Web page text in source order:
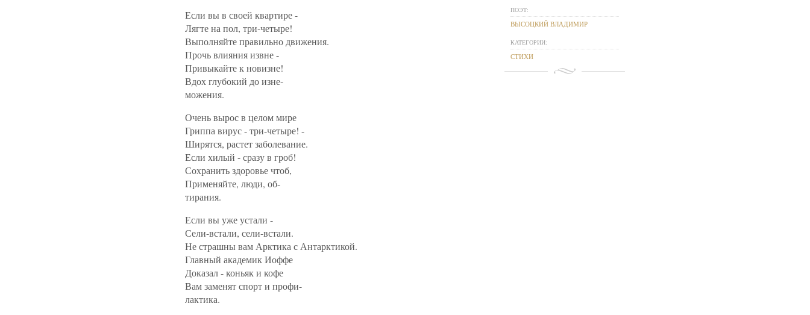
Если вы в своей квартире -
Лягте на пол, три-четыре!
Выполняйте правильно движения.
Прочь влияния извне -
Привыкайте к новизне!
Вдох глубокий до изне-
можения.
Очень вырос в целом мире
Гриппа вирус - три-четыре! -
Ширятся, растет заболевание.
Если хилый - сразу в гроб!
Сохранить здоровье чтоб,
Применяйте, люди, об-
тирания.
Если вы уже устали -
Сели-встали, сели-встали.
Не страшны вам Арктика с Антарктикой.
Главный академик Иоффе
Доказал - коньяк и кофе
Вам заменят спорт и профи-
лактика.
ПОЭТ:
ВЫСОЦКИЙ ВЛАДИМИР
КАТЕГОРИИ:
СТИХИ